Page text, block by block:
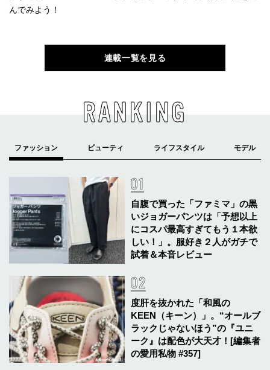
んでみよう！
連載一覧を見る
RANKING
自腹で買った「ファミマ」の黒
いジョガーパンツは「予想以上
にコスパ最高すぎてもう１本欲
しい！」。服好き２人がガチで
試着＆本音レビュー
度肝を抜かれた「和風の
KEEN（キーン）」。“オールブ
ラックじゃないほう”の『ユニ
ーク』は配色が大天才！[編集者
の愛用私物 #357]